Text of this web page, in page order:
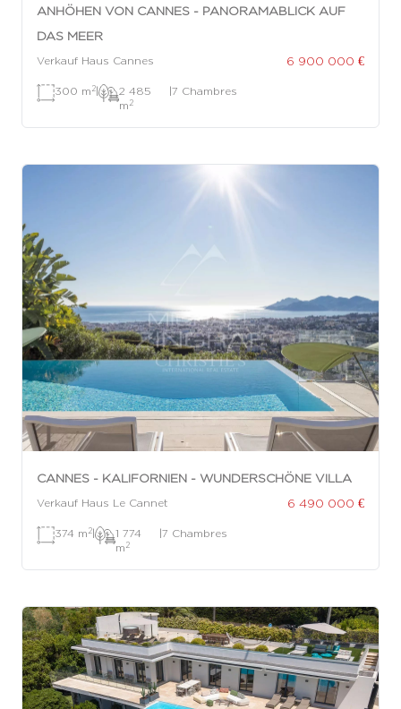
ANHÖHEN VON CANNES - PANORAMABLICK AUF
DAS MEER
Verkauf Haus Cannes 6 900 000 €
300 m 2|
2 485
m 2
|7 Chambres
CANNES - KALIFORNIEN - WUNDERSCHÖNE VILLA
Verkauf Haus Le Cannet 6 490 000 €
374 m 2|
1 774
m 2
|7 Chambres